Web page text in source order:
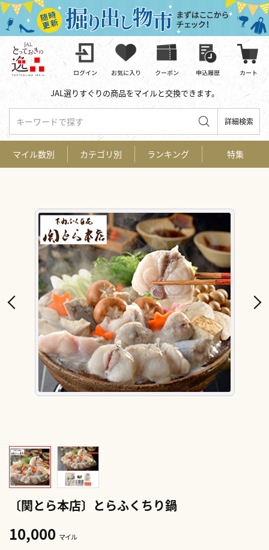
JAL選りすぐりの商品をマイルと交換できます。
キーワードで探す 詳細検索
〔関とら本店〕とらふくちり鍋
10,000 マイル
マイル数別 カテゴリ別 ランキング 特集